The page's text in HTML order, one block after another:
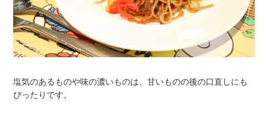
塩気のあるものや味の濃いものは、甘いものの後の口直しにも
ぴったりです。